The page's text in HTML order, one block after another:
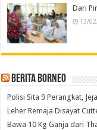
Dari
13/
Berita Borneo
Polisi Sita 9 Perangkat,
Leher Remaja Disayat
Bawa 10 Kg Ganja dari